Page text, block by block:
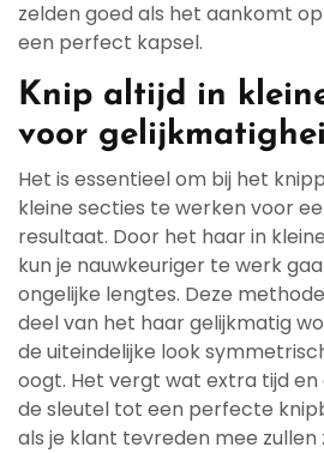
zelden goed als het aankomt
een perfect kapsel.
Knip altijd in
voor
Het is essentieel om bij het
kleine secties te werken voor
resultaat. Door het haar in
kun je nauwkeuriger te werk
ongelijke lengtes. Deze
deel van het haar gelijkmatig
de uiteindelijke look
oogt. Het vergt wat extra tijd en
de sleutel tot een perfecte
als je klant tevreden mee zullen